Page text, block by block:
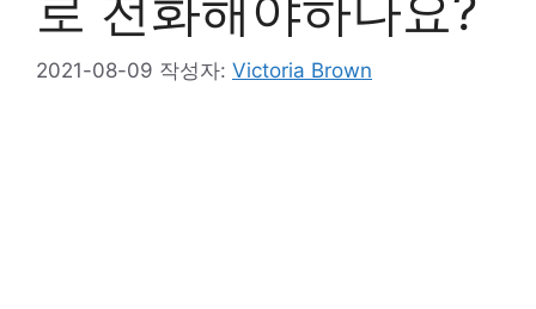
2021-08-09 작성자: Victoria Brown